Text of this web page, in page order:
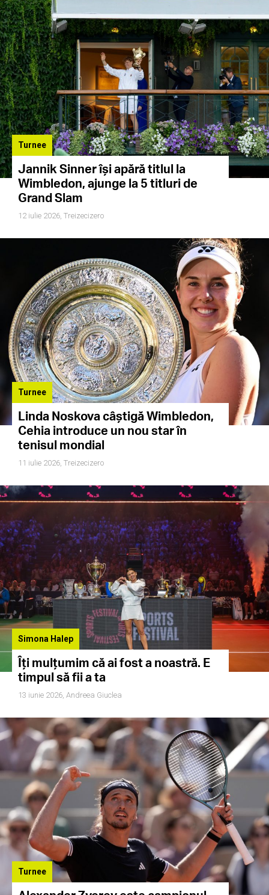
Turnee
Jannik Sinner își apără titlul la
Wimbledon, ajunge la 5 titluri de
Grand Slam
12 iulie 2026, Treizecizero
Turnee
Linda Noskova câștigă Wimbledon,
Cehia introduce un nou star în
tenisul mondial
11 iulie 2026, Treizecizero
Simona Halep
Îți mulțumim că ai fost a noastră. E
timpul să fii a ta
13 iunie 2026, Andreea Giuclea
Turnee